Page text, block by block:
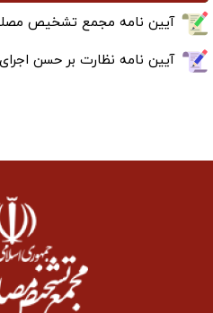
آیین نامه مجمع تشخیص
آیین نامه نظارت بر حسن